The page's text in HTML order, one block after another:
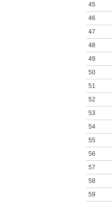
45
46
47
48
49
50
51
52
53
54
55
56
57
58
59